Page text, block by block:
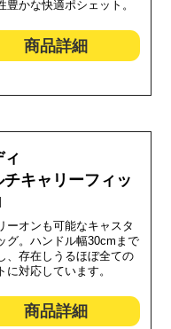
豊かな快適ポシェット。
商品詳細
ィ
チキャリーフィッ
ーオンも可能なキャスタ
グ。ハンドル幅30cmまで
、存在しうるほぼ全ての
に対応しています。
商品詳細